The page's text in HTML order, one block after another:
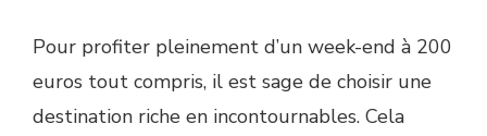
Pour profiter pleinement d’un week-end à 200
euros tout compris, il est sage de choisir une
destination riche en incontournables. Cela